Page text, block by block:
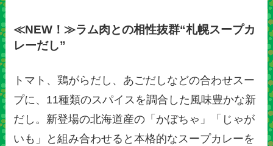
≪NEW！≫ラム肉との相性抜群“札幌スープカ
レーだし”
トマト、鶏がらだし、あごだしなどの合わせスー
プに、11種類のスパイスを調合した風味豊かな新
だし。新登場の北海道産の「かぼちゃ」「じゃが
いも」と組み合わせると本格的なスープカレーを